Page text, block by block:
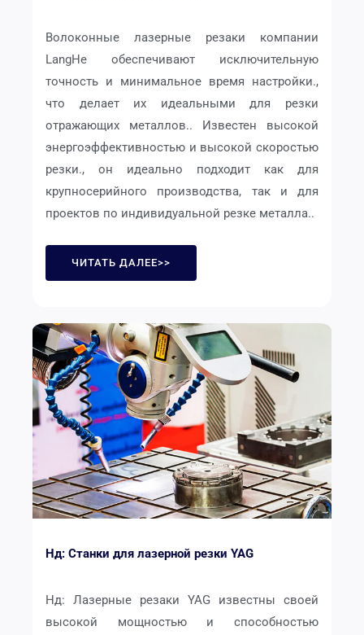
Волоконные лазерные резаки компании
LangHe обеспечивают исключительную
точность и минимальное время настройки.,
что делает их идеальными для резки
отражающих металлов.. Известен высокой
энергоэффективностью и высокой скоростью
резки., он идеально подходит как для
крупносерийного производства, так и для
проектов по индивидуальной резке металла..
ЧИТАТЬ ДАЛЕЕ>>
Нд: Станки для лазерной резки YAG
Нд: Лазерные резаки YAG известны своей
высокой мощностью и способностью